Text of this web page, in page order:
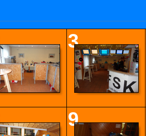
3
9